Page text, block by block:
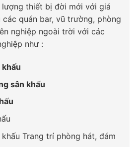
thiết bị đời mới với giá
các quán bar, vũ trường, phòng
nghiệp ngoài trời với các
như :
sân khấu
Trang trí phòng hát, đám